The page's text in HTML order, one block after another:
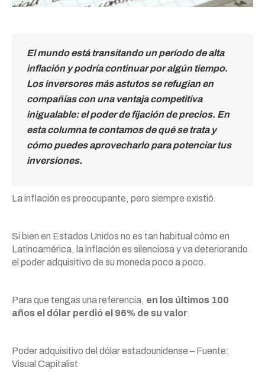
El mundo está transitando un período de alta
inflación y podría continuar por algún tiempo.
Los inversores más astutos se refugian en
compañías con una ventaja competitiva
inigualable: el poder de fijación de precios. En
esta columna te contamos de qué se trata y
cómo puedes aprovecharlo para potenciar tus
inversiones.
La inflación es preocupante, pero siempre existió.
Si bien en Estados Unidos no es tan habitual cómo en
Latinoamérica, la inflación es silenciosa y va deteriorando
el poder adquisitivo de su moneda poco a poco.
Para que tengas una referencia, en los últimos 100
años el dólar perdió el 96% de su valor.
Poder adquisitivo del dólar estadounidense – Fuente:
Visual Capitalist